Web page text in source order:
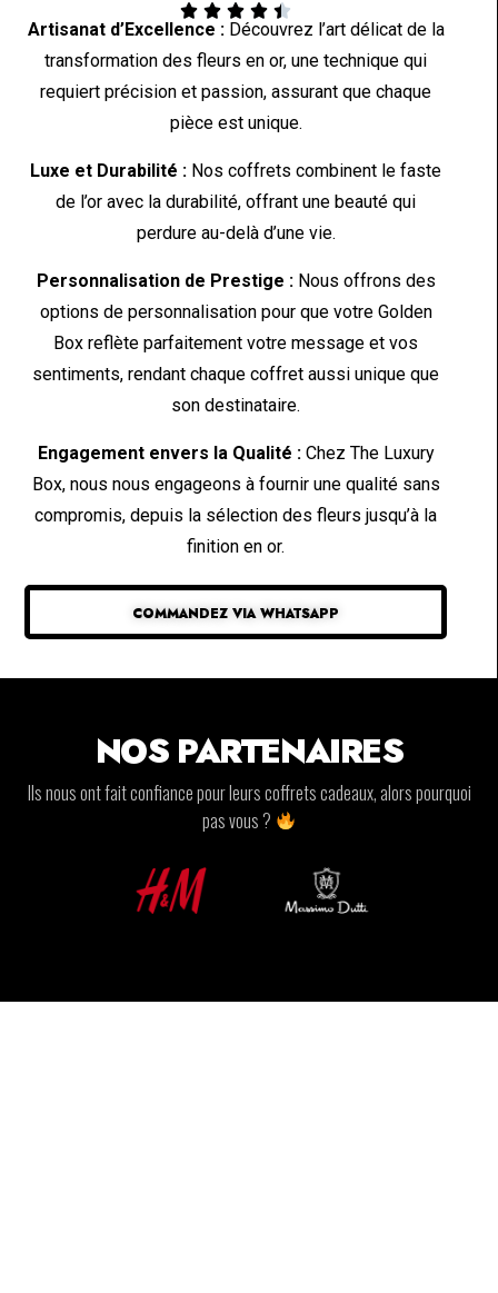
    
Artisanat d’Excellence :Découvrez l’art délicat de la
transformation des fleurs en or, une technique qui
requiert précision et passion, assurant que chaque
pièce est unique.
Luxe et Durabilité : Nos coffrets combinent le faste
de l’or avec la durabilité, offrant une beauté qui
perdure au-delà d’une vie.
Personnalisation de Prestige :Nous offrons des
options de personnalisation pour que votre Golden
Box reflète parfaitement votre message et vos
sentiments, rendant chaque coffret aussi unique que
son destinataire.
Engagement envers la Qualité :Chez The Luxury
Box, nous nous engageons à fournir une qualité sans
compromis, depuis la sélection des fleurs jusqu’à la
finition en or.
COMMANDEZ VIA WHATSAPP
NOS PARTENAIRES
Ils nous ont fait confiance pour leurs coffrets cadeaux, alors pourquoi
pas vous ?